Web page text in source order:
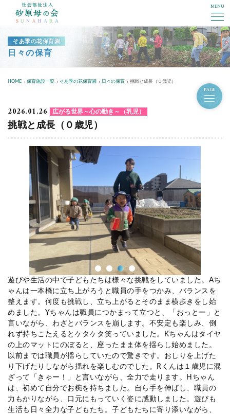
MENU
そあ季の花保育園
日々の保育
HOME 保育施設一覧 そあ季の花保育園 日々の保育 挑戦と成長（０歳児）
PAGE
2026.01.26 広がる世界～心の動き～（乳児）
挑戦と成長（０歳児）
遊びや生活の中で子どもたちは様々な挑戦をしていました。Aち
ゃんは一本橋に立ち上がろうと職員の手をつかみ、バランスを
整えます。何度も挑戦し、立ち上がるとそのまま横歩きをし始
めました。Yちゃんは職員につかまって立つと、「おっとー」と
言いながら、わざとバランスを崩します。不安定も楽しみ、倒
れず持ちこたえるとケタケタ笑っていました。Kちゃんはタイヤ
の上のマットにのぼると、座ったまま体を揺らし始めました。
以前までは職員が揺らしていたので驚きです。おしりを上げた
り下げたりしながら揺れを楽しむのでした。Rくんは１歳児に混
ざって「きゃー！」と言いながら、全力で走ります。Hちゃん
は、初めて自分でお椀を持ちました。自ら手を伸ばし、職員の
力もかりながら、口元にもっていく姿に感動しました。遊びも
生活も日々全力な子どもたち。子どもたちに寄り添いながら、